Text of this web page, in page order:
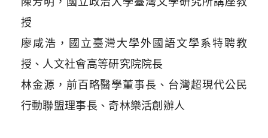
授
廖咸浩，國立臺灣大學外國語文學系特聘教
授、人文社會高等研究院院長
林金源，前百略醫學董事長、台灣超現代公民
行動聯盟理事長、奇林樂活創辦人